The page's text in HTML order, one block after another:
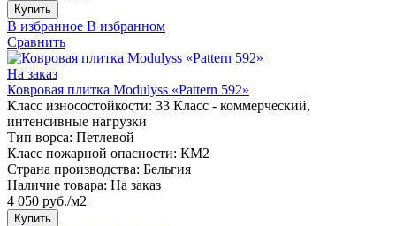
Купить
В избранное В избранном
Сравнить
На заказ
Ковровая плитка Modulyss «Pattern 592»
Класс износостойкости: 33 Класс - коммерческий,
интенсивные нагрузки
Тип ворса: Петлевой
Класс пожарной опасности: КМ2
Страна производства: Бельгия
Наличие товара: На заказ
4 050 руб./м2
Купить